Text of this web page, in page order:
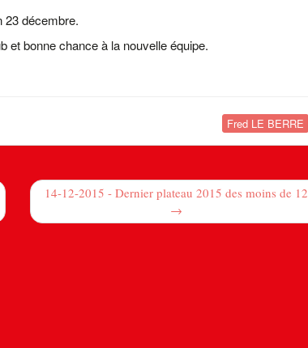
23 décembre.
et bonne chance à la nouvelle équipe.
Fred LE BERRE
14-12-2015 - Dernier plateau 2015 des moins de 12
→